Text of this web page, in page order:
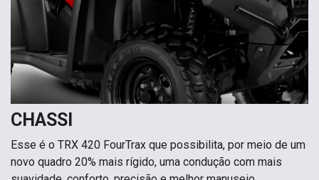
CHASSI
Esse é o TRX 420 FourTrax que possibilita, por meio de um
novo quadro 20% mais rígido, uma condução com mais